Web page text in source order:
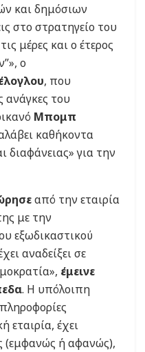
και δημόσιων
στο στρατηγείο του
μέρες και ο έτερος
ο
, που
ανάγκες του
Μπομπ
καθήκοντα
για την
από την εταιρία
με την
εξωδικαστικού
αναδείξει σε
έμεινε
. Η υπόλοιπη
εταιρία, έχει
(εμφανώς ή αφανώς),